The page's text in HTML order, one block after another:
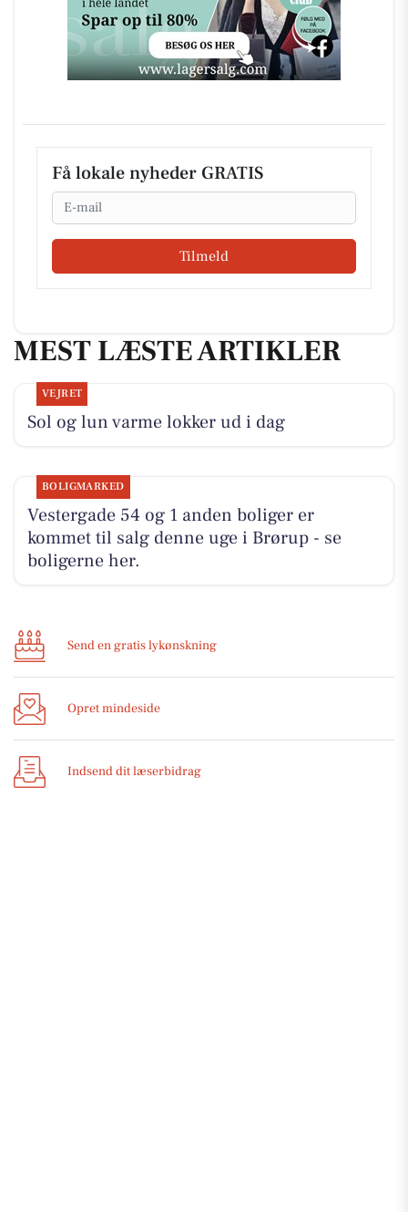
Få lokale nyheder GRATIS
Email
Tilmeld
MEST LÆSTE ARTIKLER
VEJRET
Sol og lun varme lokker ud i dag
BOLIGMARKED
Vestergade 54 og 1 anden boliger er
kommet til salg denne uge i Brørup - se
boligerne her.
Send en gratis lykønskning
Opret mindeside
Indsend dit læserbidrag